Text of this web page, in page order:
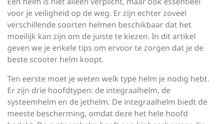
voor je veiligheid op de weg. Er zijn echter zoveel
verschillende soorten helmen beschikbaar dat het
moeilijk kan zijn om de juiste te kiezen. In dit artikel
geven we je enkele tips om ervoor te zorgen dat je de
beste scooter helm koopt.
Ten eerste moet je weten welk type helm je nodig hebt.
Er zijn drie hoofdtypen: de integraalhelm, de
systeemhelm en de jethelm. De integraalhelm biedt de
meeste bescherming, omdat deze het hele hoofd